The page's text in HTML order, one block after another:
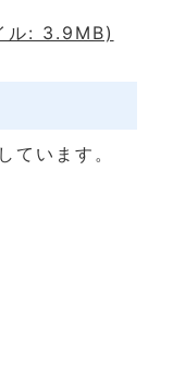
ル: 3.9MB)
ています。